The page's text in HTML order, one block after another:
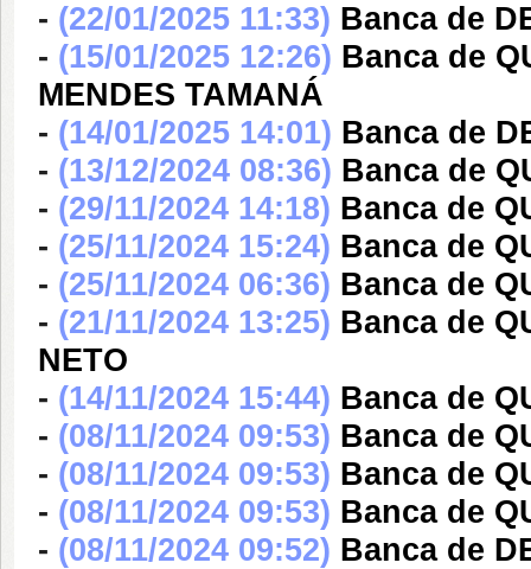
- (22/01/2025 11:33) Banca de
- (15/01/2025 12:26) Banca de
MENDES TAMANÁ
- (14/01/2025 14:01) Banca de
- (13/12/2024 08:36) Banca de
- (29/11/2024 14:18) Banca de
- (25/11/2024 15:24) Banca de
- (25/11/2024 06:36) Banca de
- (21/11/2024 13:25) Banca de
NETO
- (14/11/2024 15:44) Banca de
- (08/11/2024 09:53) Banca de
- (08/11/2024 09:53) Banca de
- (08/11/2024 09:53) Banca de
- (08/11/2024 09:52) Banca de